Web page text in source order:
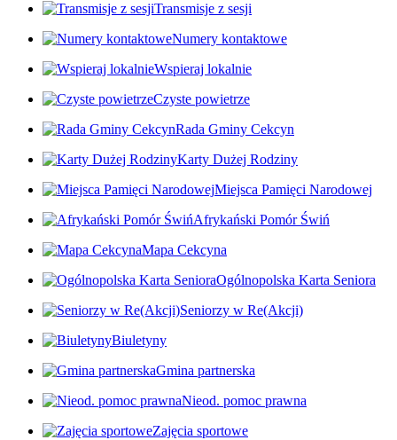
Transmisje z sesji
Numery kontaktowe
Wspieraj lokalnie
Czyste powietrze
Rada Gminy Cekcyn
Karty Dużej Rodziny
Miejsca Pamięci Narodowej
Afrykański Pomór Świń
Mapa Cekcyna
Ogólnopolska Karta Seniora
Seniorzy w Re(Akcji)
Biuletyny
Gmina partnerska
Nieod. pomoc prawna
Zajęcia sportowe